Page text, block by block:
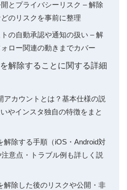
とプライバシーリスク – 解除
のリスクを事前に整理
の自動承認や通知の扱い – 解
ロー関連の動きまでカバー
解除することに関する詳細
アカウントとは？基本仕様の説
やインスタ独自の特徴をまと
解除する手順（iOS・Android対
意点・トラブル例も詳しく説
解除した後のリスクや公開・非